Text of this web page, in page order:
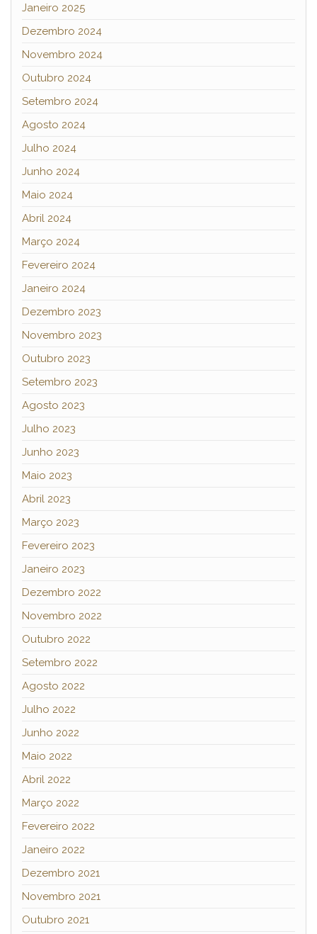
Janeiro 2025
Dezembro 2024
Novembro 2024
Outubro 2024
Setembro 2024
Agosto 2024
Julho 2024
Junho 2024
Maio 2024
Abril 2024
Março 2024
Fevereiro 2024
Janeiro 2024
Dezembro 2023
Novembro 2023
Outubro 2023
Setembro 2023
Agosto 2023
Julho 2023
Junho 2023
Maio 2023
Abril 2023
Março 2023
Fevereiro 2023
Janeiro 2023
Dezembro 2022
Novembro 2022
Outubro 2022
Setembro 2022
Agosto 2022
Julho 2022
Junho 2022
Maio 2022
Abril 2022
Março 2022
Fevereiro 2022
Janeiro 2022
Dezembro 2021
Novembro 2021
Outubro 2021